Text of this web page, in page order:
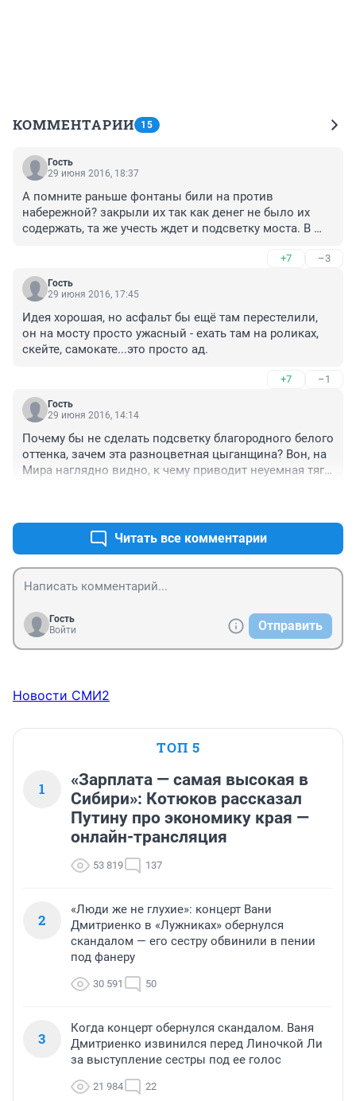
КОММЕНТАРИИ 15
Гость
29 июня 2016, 18:37
А помните раньше фонтаны били на против
набережной? закрыли их так как денег не было их
содержать, та же учесть ждет и подсветку моста. В
+7 –3
Гость
29 июня 2016, 17:45
Идея хорошая, но асфальт бы ещё там перестелили,
он на мосту просто ужасный - ехать там на роликах,
скейте, самокате...это просто ад.
+7 –1
Гость
29 июня 2016, 14:14
Почему бы не сделать подсветку благородного белого
оттенка, зачем эта разноцветная цыганщина? Вон, на
Мира наглядно видно, к чему приводит неуемная тяга
Читать все комментарии
Гость
Войти
Отправить
Новости СМИ2
ТОП 5
1
«Зарплата — самая высокая в
Сибири»: Котюков рассказал
Путину про экономику края —
онлайн-трансляция
53 819 137
2
«Люди же не глухие»: концерт Вани
Дмитриенко в «Лужниках» обернулся
скандалом — его сестру обвинили в пении
под фанеру
30 591 50
3
Когда концерт обернулся скандалом. Ваня
Дмитриенко извинился перед Линочкой Ли
за выступление сестры под ее голос
21 984 22